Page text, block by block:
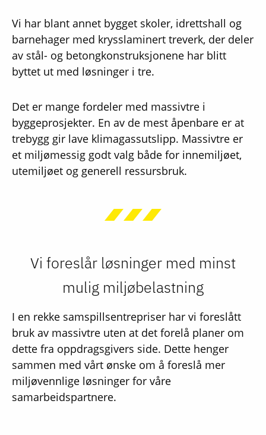
Vi har blant annet bygget skoler, idrettshall og
barnehager med krysslaminert treverk, der deler
av stål- og betongkonstruksjonene har blitt
byttet ut med løsninger i tre.
Det er mange fordeler med massivtre i
byggeprosjekter. En av de mest åpenbare er at
trebygg gir lave klimagassutslipp. Massivtre er
et miljømessig godt valg både for innemiljøet,
utemiljøet og generell ressursbruk.
Vi foreslår løsninger med minst
mulig miljøbelastning
I en rekke samspillsentrepriser har vi foreslått
bruk av massivtre uten at det forelå planer om
dette fra oppdragsgivers side. Dette henger
sammen med vårt ønske om å foreslå mer
miljøvennlige løsninger for våre
samarbeidspartnere.